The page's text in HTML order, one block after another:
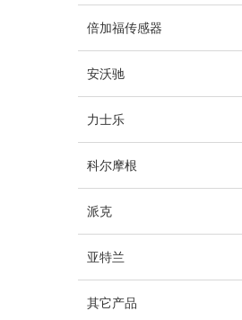
倍加福传感器
安沃驰
力士乐
科尔摩根
派克
亚特兰
其它产品